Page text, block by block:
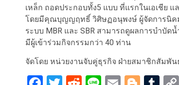
เหล็ก ถอดประกอบทั้ง5 แบบ ที่แรกในเอเชีย
โดยมีคุณบุญญฤทธิ์ วิศิษฏอนุพงษ์ ผู้จัดการนิคม
ระบบ MBR และ SBR สามารถดูผลการบำบั
มีผู้เข้าร่วมกิจกรรมกว่า 40 ท่าน
จัดโดย หน่วยงานจับคู่ธุรกิจ ฝ่ายสมาชิกสัมพัน